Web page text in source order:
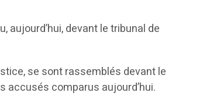
devant le tribunal de
se sont rassemblés devant le
accusés comparus aujourd’hui.